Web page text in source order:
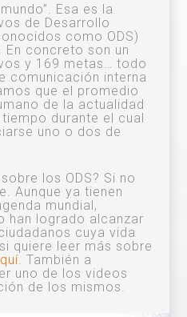
Esa es la
de Desarrollo
como ODS)
En concreto son un
y 169 metas… todo
comunicación interna
que el promedio
de la actualidad
durante el cual
uno o dos de
los ODS? Si no
Aunque ya tienen
mundial,
han logrado alcanzar
cuya vida
quiere leer más sobre
. También a
uno de los videos
de los mismos.